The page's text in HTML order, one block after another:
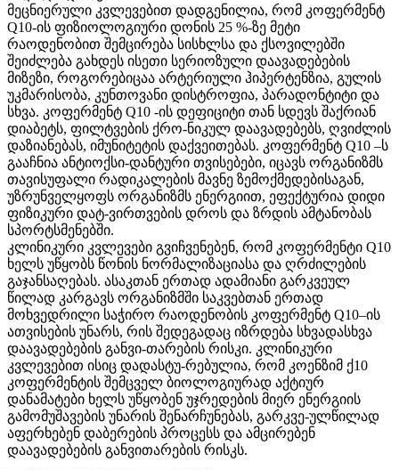
მეცნიერული კვლევებით დადგენილია, რომ კოფერმენტ
Q10-ის ფიზიოლოგიური დონის 25 %-ზე მეტი
რაოდენობით შემცირება სისხლსა და ქსოვილებში
შეიძლება გახდეს ისეთი სერიოზული დაავადებების
მიზეზი, როგორებიცაა არტერიული ჰიპერტენზია, გულის
უკმარისობა, კუნთოვანი დისტროფია, პარადონტიტი და
სხვა. კოფერმენტ Q10 -ის დეფიციტი თან სდევს შაქრიან
დიაბეტს, ფილტვების ქრო-ნიკულ დაავადებებს, ღვიძლის
დაზიანებას, იმუნიტეტის დაქვეითებას. კოფერმენტ Q10 –ს
გააჩნია ანტიოქსი-დანტური თვისებები, იცავს ორგანიზმს
თავისუფალი რადიკალების მავნე ზემოქმედებისაგან,
უზრუნველყოფს ორგანიზმს ენერგიით, ეფექტურია დიდი
ფიზიკური დატ-ვირთვების დროს და ზრდის ამტანობას
სპორტსმენებში.
კლინიკური კვლევები გვიჩვენებენ, რომ კოფერმენტი Q10
ხელს უწყობს წონის ნორმალიზაციასა და ღრძილების
გაჯანსაღებას. ასაკთან ერთად ადამიანი გარკვეულ
წილად კარგავს ორგანიზმში საკვებთან ერთად
მოხვედრილი საჭირო რაოდენობის კოფერმენტ Q10–ის
ათვისების უნარს, რის შედეგადაც იზრდება სხვადასხვა
დაავადებების განვი-თარების რისკი. კლინიკური
კვლევებით ისიც დადასტუ-რებულია, რომ კოენზიმ ქ10
კოფერმენტის შემცველ ბიოლოგიურად აქტიურ
დანამატები ხელს უწყობენ უჯრედების მიერ ენერგიის
გამომუშავების უნარის შენარჩუნებას, გარკვე-ულწილად
აფერხებენ დაბერების პროცესს და ამცირებენ
დაავადებების განვითარების რისკს.